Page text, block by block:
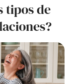
tipos de